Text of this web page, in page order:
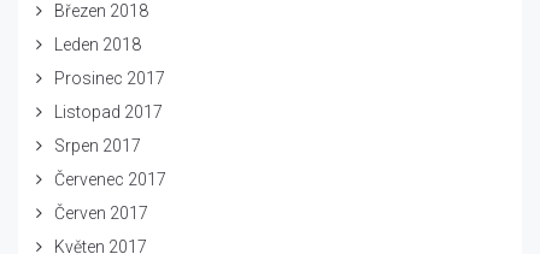
Březen 2018
Leden 2018
Prosinec 2017
Listopad 2017
Srpen 2017
Červenec 2017
Červen 2017
Květen 2017